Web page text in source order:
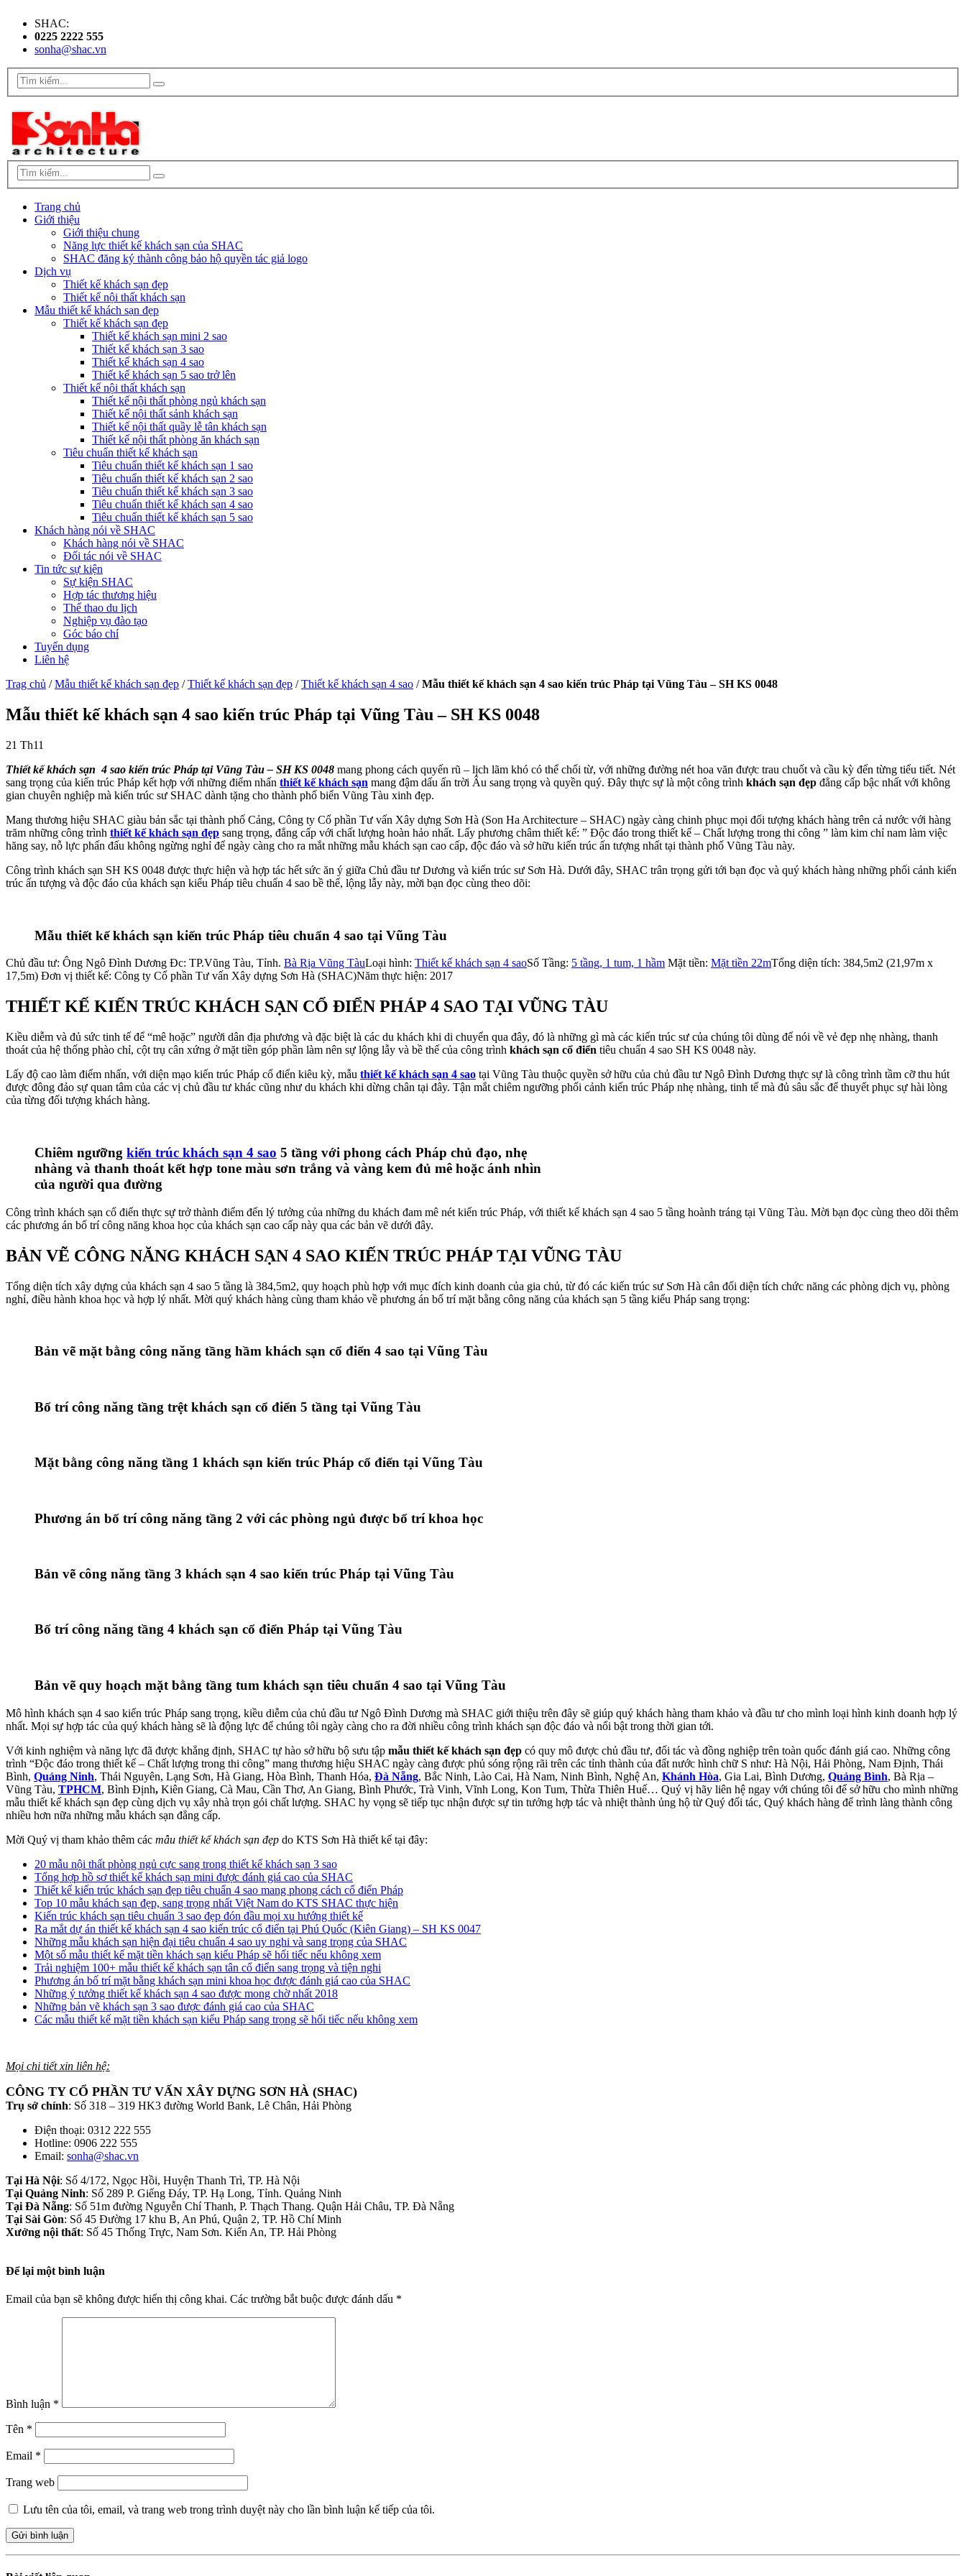
SHAC:
0225 2222 555
sonha@shac.vn
Trang chủ
Giới thiệu
Giới thiệu chung
Năng lực thiết kế khách sạn của SHAC
SHAC đăng ký thành công bảo hộ quyền tác giả logo
Dịch vụ
Thiết kế khách sạn đẹp
Thiết kế nội thất khách sạn
Mẫu thiết kế khách sạn đẹp
Thiết kế khách sạn đẹp
Thiết kế khách sạn mini 2 sao
Thiết kế khách sạn 3 sao
Thiết kế khách sạn 4 sao
Thiết kế khách sạn 5 sao trở lên
Thiết kế nội thất khách sạn
Thiết kế nội thất phòng ngủ khách sạn
Thiết kế nội thất sảnh khách sạn
Thiết kế nội thất quầy lễ tân khách sạn
Thiết kế nội thất phòng ăn khách sạn
Tiêu chuẩn thiết kế khách sạn
Tiêu chuẩn thiết kế khách sạn 1 sao
Tiêu chuẩn thiết kế khách sạn 2 sao
Tiêu chuẩn thiết kế khách sạn 3 sao
Tiêu chuẩn thiết kế khách sạn 4 sao
Tiêu chuẩn thiết kế khách sạn 5 sao
Khách hàng nói về SHAC
Khách hàng nói về SHAC
Đối tác nói về SHAC
Tin tức sự kiện
Sự kiện SHAC
Hợp tác thương hiệu
Thể thao du lịch
Nghiệp vụ đào tạo
Góc báo chí
Tuyển dụng
Liên hệ
Trag chủ /Mẫu thiết kế khách sạn đẹp /Thiết kế khách sạn đẹp /Thiết kế khách sạn 4 sao /Mẫu thiết kế khách sạn 4 sao kiến trúc Pháp tại Vũng Tàu – SH KS 0048
Mẫu thiết kế khách sạn 4 sao kiến trúc Pháp tại Vũng Tàu – SH KS 0048
21 Th11
Thiết kế khách sạn 4 sao kiến trúc Pháp tại Vũng Tàu – SH KS 0048 mang phong cách quyến rũ – lịch lãm khó có thể chối từ, với những đường nét hoa văn được trau chuốt và cầu kỳ đến từng tiểu tiết. Nét
sang trọng của kiến trúc Pháp kết hợp với những điểm nhấn thiết kế khách sạn mang đậm dấu ấn trời Âu sang trọng và quyền quý. Đây thực sự là một công trình khách sạn đẹp đẳng cấp bậc nhất với không
gian chuyên nghiệp mà kiến trúc sư SHAC dành tặng cho thành phố biển Vũng Tàu xinh đẹp.
Mang thương hiệu SHAC giàu bản sắc tại thành phố Cảng, Công ty Cổ phần Tư vấn Xây dựng Sơn Hà (Son Ha Architecture – SHAC) ngày càng chinh phục mọi đối tượng khách hàng trên cả nước với hàng
trăm những công trình thiết kế khách sạn đẹp sang trọng, đẳng cấp với chất lượng hoàn hảo nhất. Lấy phương châm thiết kế: ” Độc đáo trong thiết kế – Chất lượng trong thi công ” làm kim chỉ nam làm việc
hăng say, nỗ lực phấn đấu không ngừng nghỉ để ngày càng cho ra mắt những mẫu khách sạn cao cấp, độc đáo và sở hữu kiến trúc ấn tượng nhất tại thành phố Vũng Tàu này.
Công trình khách sạn SH KS 0048 được thực hiện và hợp tác hết sức ăn ý giữa Chủ đầu tư Dương và kiến trúc sư Sơn Hà. Dưới đây, SHAC trân trọng gửi tới bạn đọc và quý khách hàng những phối cảnh kiến
trúc ấn tượng và độc đáo của khách sạn kiểu Pháp tiêu chuẩn 4 sao bề thế, lộng lẫy này, mời bạn đọc cùng theo dõi:
Mẫu thiết kế khách sạn kiến trúc Pháp tiêu chuẩn 4 sao tại Vũng Tàu
Chủ đầu tư: Ông Ngô Đình Dương Đc: TP.Vũng Tàu, Tỉnh. Bà Rịa Vũng TàuLoại hình: Thiết kế khách sạn 4 saoSố Tầng: 5 tầng, 1 tum, 1 hầm Mặt tiền: Mặt tiền 22mTổng diện tích: 384,5m2 (21,97m x
17,5m) Đơn vị thiết kế: Công ty Cổ phần Tư vấn Xây dựng Sơn Hà (SHAC)Năm thực hiện: 2017
THIẾT KẾ KIẾN TRÚC KHÁCH SẠN CỔ ĐIỂN PHÁP 4 SAO TẠI VŨNG TÀU
Kiều diễm và đủ sức tinh tế để “mê hoặc” người dân địa phương và đặc biệt là các du khách khi di chuyển qua đây, đó là những gì mà các kiến trúc sư của chúng tôi dùng để nói về vẻ đẹp nhẹ nhàng, thanh
thoát của hệ thống phào chỉ, cột trụ cân xứng ở mặt tiền góp phần làm nên sự lộng lẫy và bề thế của công trình khách sạn cổ điển tiêu chuẩn 4 sao SH KS 0048 này.
Lấy độ cao làm điểm nhấn, với diện mạo kiến trúc Pháp cổ điển kiêu kỳ, mẫu thiết kế khách sạn 4 sao tại Vũng Tàu thuộc quyền sở hữu của chủ đầu tư Ngô Đình Dương thực sự là công trình tầm cỡ thu hút
được đông đảo sự quan tâm của các vị chủ đầu tư khác cũng như du khách khi dừng chân tại đây. Tận mắt chiêm ngưỡng phối cảnh kiến trúc Pháp nhẹ nhàng, tinh tế mà đủ sâu sắc để thuyết phục sự hài lòng
của từng đối tượng khách hàng.
Chiêm ngưỡng kiến trúc khách sạn 4 sao 5 tầng với phong cách Pháp chủ đạo, nhẹ
nhàng và thanh thoát kết hợp tone màu sơn trắng và vàng kem đủ mê hoặc ánh nhìn
của người qua đường
Công trình khách sạn cổ điển thực sự trở thành điểm đến lý tưởng của những du khách đam mê nét kiến trúc Pháp, với thiết kế khách sạn 4 sao 5 tầng hoành tráng tại Vũng Tàu. Mời bạn đọc cùng theo dõi thêm
các phương án bố trí công năng khoa học của khách sạn cao cấp này qua các bản vẽ dưới đây.
BẢN VẼ CÔNG NĂNG KHÁCH SẠN 4 SAO KIẾN TRÚC PHÁP TẠI VŨNG TÀU
Tổng diện tích xây dựng của khách sạn 4 sao 5 tầng là 384,5m2, quy hoạch phù hợp với mục đích kinh doanh của gia chủ, từ đó các kiến trúc sư Sơn Hà cân đối diện tích chức năng các phòng dịch vụ, phòng
nghỉ, điều hành khoa học và hợp lý nhất. Mời quý khách hàng cùng tham khảo về phương án bố trí mặt bằng công năng của khách sạn 5 tầng kiểu Pháp sang trọng:
Bản vẽ mặt bằng công năng tầng hầm khách sạn cổ điển 4 sao tại Vũng Tàu
Bố trí công năng tầng trệt khách sạn cổ điển 5 tầng tại Vũng Tàu
Mặt bằng công năng tầng 1 khách sạn kiến trúc Pháp cổ điển tại Vũng Tàu
Phương án bố trí công năng tầng 2 với các phòng ngủ được bố trí khoa học
Bản vẽ công năng tầng 3 khách sạn 4 sao kiến trúc Pháp tại Vũng Tàu
Bố trí công năng tầng 4 khách sạn cổ điển Pháp tại Vũng Tàu
Bản vẽ quy hoạch mặt bằng tầng tum khách sạn tiêu chuẩn 4 sao tại Vũng Tàu
Mô hình khách sạn 4 sao kiến trúc Pháp sang trọng, kiều diễm của chủ đầu tư Ngô Đình Dương mà SHAC giới thiệu trên đây sẽ giúp quý khách hàng tham khảo và đầu tư cho mình loại hình kinh doanh hợp lý
nhất. Mọi sự hợp tác của quý khách hàng sẽ là động lực để chúng tôi ngày càng cho ra đời nhiều công trình khách sạn độc đáo và nổi bật trong thời gian tới.
Với kinh nghiệm và năng lực đã được khẳng định, SHAC tự hào sở hữu bộ sưu tập mẫu thiết kế khách sạn đẹp có quy mô được chủ đầu tư, đối tác và đồng nghiệp trên toàn quốc đánh giá cao. Những công
trình “Độc đáo trong thiết kế – Chất lượng trong thi công” mang thương hiệu SHAC ngày càng được phủ sóng rộng rãi trên các tỉnh thành của đất nước hình chữ S như: Hà Nội, Hải Phòng, Nam Định, Thái
Bình, Quảng Ninh, Thái Nguyên, Lạng Sơn, Hà Giang, Hòa Bình, Thanh Hóa, Đà Nẵng, Bắc Ninh, Lào Cai, Hà Nam, Ninh Bình, Nghệ An, Khánh Hòa, Gia Lai, Bình Dương, Quảng Bình, Bà Rịa –
Vũng Tàu, TPHCM, Bình Định, Kiên Giang, Cà Mau, Cần Thơ, An Giang, Bình Phước, Trà Vinh, Vĩnh Long, Kon Tum, Thừa Thiên Huế… Quý vị hãy liên hệ ngay với chúng tôi để sở hữu cho mình những
mẫu thiết kế khách sạn đẹp cùng dịch vụ xây nhà trọn gói chất lượng. SHAC hy vọng sẽ tiếp tục nhận được sự tin tưởng hợp tác và nhiệt thành ủng hộ từ Quý đối tác, Quý khách hàng để trình làng thành công
nhiều hơn nữa những mẫu khách sạn đẳng cấp.
Mời Quý vị tham khảo thêm các mẫu thiết kế khách sạn đẹp do KTS Sơn Hà thiết kế tại đây:
20 mẫu nội thất phòng ngủ cực sang trong thiết kế khách sạn 3 sao
Tổng hợp hồ sơ thiết kế khách sạn mini được đánh giá cao của SHAC
Thiết kế kiến trúc khách sạn đẹp tiêu chuẩn 4 sao mang phong cách cổ điển Pháp
Top 10 mẫu khách sạn đẹp, sang trọng nhất Việt Nam do KTS SHAC thực hiện
Kiến trúc khách sạn tiêu chuẩn 3 sao đẹp đón đầu mọi xu hướng thiết kế
Ra mắt dự án thiết kế khách sạn 4 sao kiến trúc cổ điển tại Phú Quốc (Kiên Giang) – SH KS 0047
Những mẫu khách sạn hiện đại tiêu chuẩn 4 sao uy nghi và sang trọng của SHAC
Một số mẫu thiết kế mặt tiền khách sạn kiểu Pháp sẽ hối tiếc nếu không xem
Trải nghiệm 100+ mẫu thiết kế khách sạn tân cổ điển sang trọng và tiện nghi
Phương án bố trí mặt bằng khách sạn mini khoa học được đánh giá cao của SHAC
Những ý tưởng thiết kế khách sạn 4 sao được mong chờ nhất 2018
Những bản vẽ khách sạn 3 sao được đánh giá cao của SHAC
Các mẫu thiết kế mặt tiền khách sạn kiểu Pháp sang trọng sẽ hối tiếc nếu không xem
Mọi chi tiết xin liên hệ:
CÔNG TY CỔ PHẦN TƯ VẤN XÂY DỰNG SƠN HÀ (SHAC)
Trụ sở chính: Số 318 – 319 HK3 đường World Bank, Lê Chân, Hải Phòng
Điện thoại: 0312 222 555
Hotline: 0906 222 555
Email: sonha@shac.vn
Tại Hà Nội: Số 4/172, Ngọc Hồi, Huyện Thanh Trì, TP. Hà Nội
Tại Quảng Ninh: Số 289 P. Giếng Đáy, TP. Hạ Long, Tỉnh. Quảng Ninh
Tại Đà Nẵng: Số 51m đường Nguyễn Chí Thanh, P. Thạch Thang. Quận Hải Châu, TP. Đà Nẵng
Tại Sài Gòn: Số 45 Đường 17 khu B, An Phú, Quận 2, TP. Hồ Chí Minh
Xưởng nội thất: Số 45 Thống Trực, Nam Sơn. Kiến An, TP. Hải Phòng
Để lại một bình luận
Email của bạn sẽ không được hiển thị công khai. Các trường bắt buộc được đánh dấu *
Bình luận *
Tên *
Email *
Trang web
Lưu tên của tôi, email, và trang web trong trình duyệt này cho lần bình luận kế tiếp của tôi.